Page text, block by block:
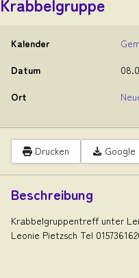
Kalender
Datum
Ort
Drucken Google
Beschreibung
Krabbelgruppentreff unter
Leonie Pietzsch Tel